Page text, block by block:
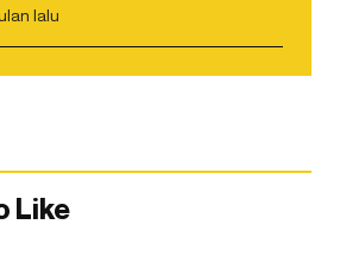
lalu
Like